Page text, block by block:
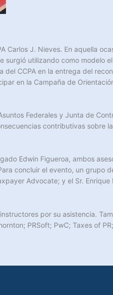
J. Nieves. En aquella
utilizando como modelo
CCPA en la entrega del
en la Campaña de
Federales y Junta de
contributivas
Edwin Figueroa, ambos
concluir el evento, un grupo
Advocate; y el Sr.
por su asistencia.
PRSoft; PwC; Taxes of